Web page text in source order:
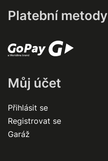
Platební metody
Můj účet
Přihlásit se
Registrovat se
Garáž